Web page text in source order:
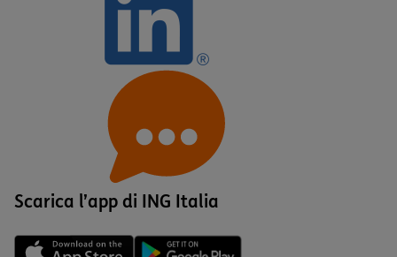
Scarica l’app di ING Italia